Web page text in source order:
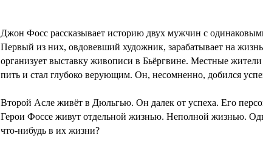
Джон Фосс рассказывает историю двух мужчин с
Первый из них, овдовевший художник, зарабатывает на
организует выставку живописи в Бьёргвине. Местные
пить и стал глубоко верующим. Он, несомненно, добился
Второй Асле живёт в Дюльгью. Он далек от успеха. Его
Герои Фоссе живут отдельной жизнью. Неполной жизнью.
что-нибудь в их жизни?